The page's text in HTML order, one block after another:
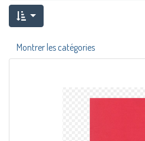
Montrer les catégories